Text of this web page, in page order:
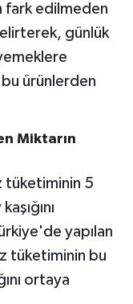
fark edilmeden
günlük
ürünlerden
Miktarın
tüketiminin 5
yapılan
tüketiminin bu
ortaya